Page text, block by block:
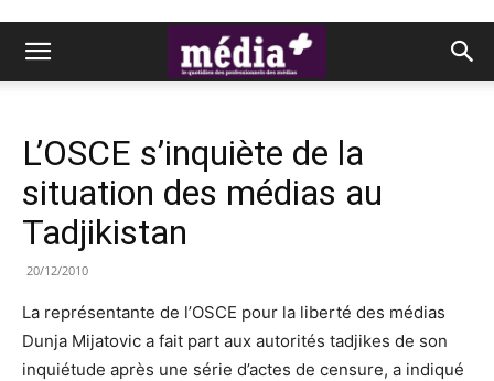
L’OSCE s’inquiète de la
situation des médias au
Tadjikistan
20/12/2010
La représentante de l’OSCE pour la liberté des médias
Dunja Mijatovic a fait part aux autorités tadjikes de son
inquiétude après une série d’actes de censure, a indiqué